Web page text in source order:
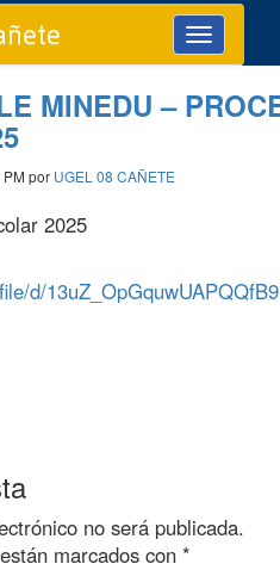
Toggle
navigation
MINEDU –
por UGEL 08 CAÑETE
2025
d/
no será publicada.
marcados con *